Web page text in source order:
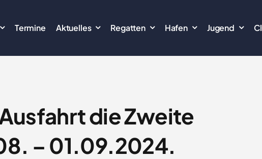
Termine Aktuelles Regatten Hafen Jugend
die Zweite
– 01.09.2024.